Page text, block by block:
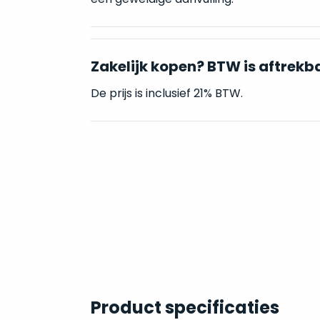
Zakelijk kopen? BTW is
De prijs is inclusief 21% BTW.
Product specificaties